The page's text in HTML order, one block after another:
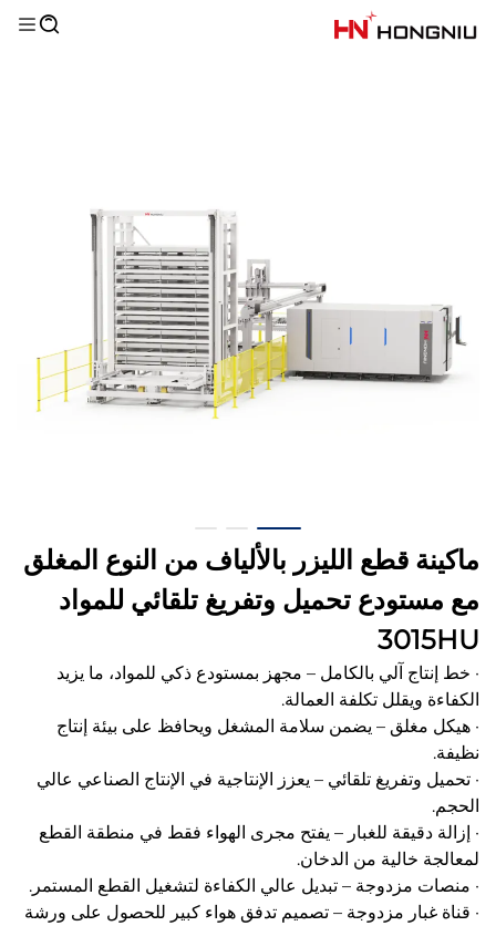
ماكينة قطع الليزر بالألياف من النوع المغلق
مع مستودع تحميل وتفريغ تلقائي للمواد
3015HU
· خط إنتاج آلي بالكامل – مجهز بمستودع ذكي للمواد، ما يزيد
الكفاءة ويقلل تكلفة العمالة.
· هيكل مغلق – يضمن سلامة المشغل ويحافظ على بيئة إنتاج
نظيفة.
· تحميل وتفريغ تلقائي – يعزز الإنتاجية في الإنتاج الصناعي عالي
الحجم.
· إزالة دقيقة للغبار – يفتح مجرى الهواء فقط في منطقة القطع
لمعالجة خالية من الدخان.
· منصات مزدوجة – تبديل عالي الكفاءة لتشغيل القطع المستمر.
· قناة غبار مزدوجة – تصميم تدفق هواء كبير للحصول على ورشة